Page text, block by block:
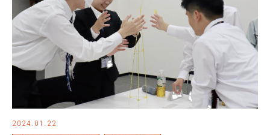
2024.01.22